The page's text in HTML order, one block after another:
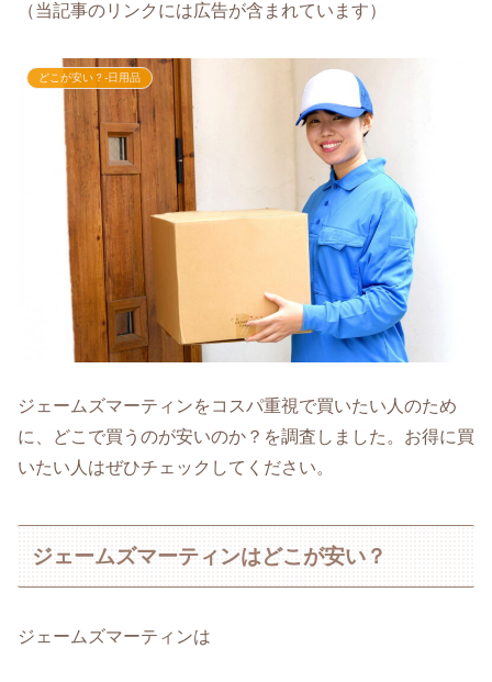
（当記事のリンクには広告が含まれています）
どこが安い？-日用品
ジェームズマーティンをコスパ重視で買いたい人のため
に、どこで買うのが安いのか？を調査しました。お得に買
いたい人はぜひチェックしてください。
ジェームズマーティンはどこが安い？
ジェームズマーティンは